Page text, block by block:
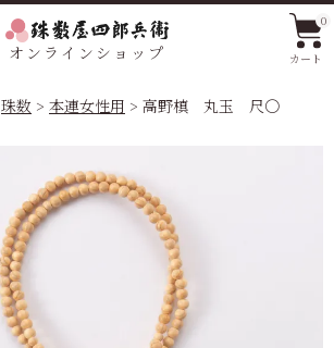
オンラインショップ カート
0
珠数 本連女性用 高野槙 丸玉 尺〇